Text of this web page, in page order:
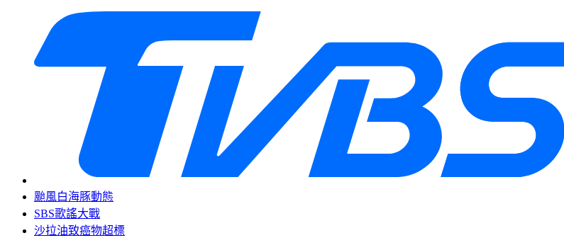
颱風白海豚動態
SBS歌謠大戰
沙拉油致癌物超標